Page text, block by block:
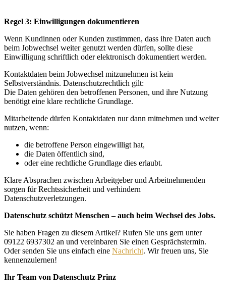
Regel 3: Einwilligungen dokumentieren
Wenn Kundinnen oder Kunden zustimmen, dass ihre Daten auch
beim Jobwechsel weiter genutzt werden dürfen, sollte diese
Einwilligung schriftlich oder elektronisch dokumentiert werden.
Kontaktdaten beim Jobwechsel mitzunehmen ist kein
Selbstverständnis. Datenschutzrechtlich gilt:
Die Daten gehören den betroffenen Personen, und ihre Nutzung
benötigt eine klare rechtliche Grundlage.
Mitarbeitende dürfen Kontaktdaten nur dann mitnehmen und weiter
nutzen, wenn:
die betroffene Person eingewilligt hat,
die Daten öffentlich sind,
oder eine rechtliche Grundlage dies erlaubt.
Klare Absprachen zwischen Arbeitgeber und Arbeitnehmenden
sorgen für Rechtssicherheit und verhindern
Datenschutzverletzungen.
Datenschutz schützt Menschen – auch beim Wechsel des Jobs.
Sie haben Fragen zu diesem Artikel? Rufen Sie uns gern unter
09122 6937302 an und vereinbaren Sie einen Gesprächstermin.
Oder senden Sie uns einfach eine Nachricht. Wir freuen uns, Sie
kennenzulernen!
Ihr Team von Datenschutz Prinz